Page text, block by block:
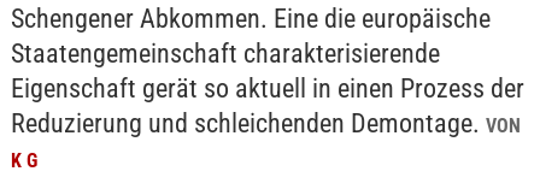
Schengener Abkommen. Eine die europäische
Staatengemeinschaft charakterisierende
Eigenschaft gerät so aktuell in einen Prozess der
Reduzierung und schleichenden Demontage. VON
K G